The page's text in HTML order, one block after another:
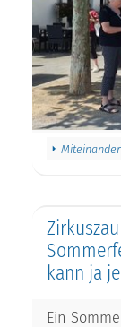
kann ja
Ein